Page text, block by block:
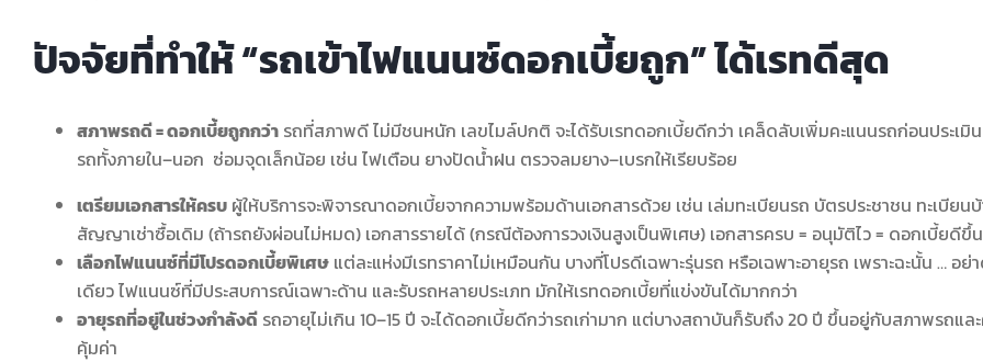
ปัจจัยที่ทำให้ “รถเข้าไฟแนนซ์ดอกเบี้ยถูก” ได้เรทดีสุด
สภาพรถดี = ดอกเบี้ยถูกกว่า รถที่สภาพดี ไม่มีชนหนัก เลขไมล์ปกติ จะได้รับเรทดอกเบี้ยดีกว่า เคล็ดลับเพิ่มคะแนนรถก่อนประเมิ
รถทั้งภายใน–นอก ซ่อมจุดเล็กน้อย เช่น ไฟเตือน ยางปัดน้ำฝน ตรวจลมยาง–เบรกให้เรียบร้อย
เตรียมเอกสารให้ครบ ผู้ให้บริการจะพิจารณาดอกเบี้ยจากความพร้อมด้านเอกสารด้วย เช่น เล่มทะเบียนรถ บัตรประชาชน ทะเบียน
สัญญาเช่าซื้อเดิม (ถ้ารถยังผ่อนไม่หมด) เอกสารรายได้ (กรณีต้องการวงเงินสูงเป็นพิเศษ) เอกสารครบ = อนุมัติไว = ดอกเบี้ยดีขึ้น
เลือกไฟแนนซ์ที่มีโปรดอกเบี้ยพิเศษ แต่ละแห่งมีเรทราคาไม่เหมือนกัน บางที่โปรดีเฉพาะรุ่นรถ หรือเฉพาะอายุรถ เพราะฉะนั้น … อย่
เดียว ไฟแนนซ์ที่มีประสบการณ์เฉพาะด้าน และรับรถหลายประเภท มักให้เรทดอกเบี้ยที่แข่งขันได้มากกว่า
อายุรถที่อยู่ในช่วงกำลังดี รถอายุไม่เกิน 10–15 ปี จะได้ดอกเบี้ยดีกว่ารถเก่ามาก แต่บางสถาบันก็รับถึง 20 ปี ขึ้นอยู่กับสภาพรถแล
คุ้มค่า